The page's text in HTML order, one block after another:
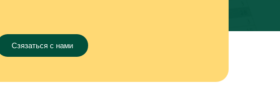
Сзязаться с нами